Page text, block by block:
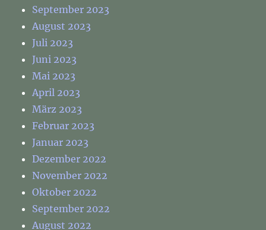
September 2023
August 2023
Juli 2023
Juni 2023
Mai 2023
April 2023
März 2023
Februar 2023
Januar 2023
Dezember 2022
November 2022
Oktober 2022
September 2022
August 2022